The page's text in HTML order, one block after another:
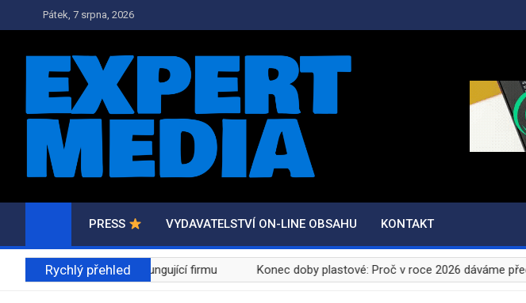
to
Pátek, 7 srpna, 2026
PRESS.EXPERTMEDIA.CZ
PRESS VYDAVATELSTVÍ ON-LINE OBSAHU KONTAKT
Rychlý přehled
myšlenku ve fungující firmu Konec doby plastové: Proč v roce 2026 dáváme